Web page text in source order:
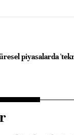
piyasalarda